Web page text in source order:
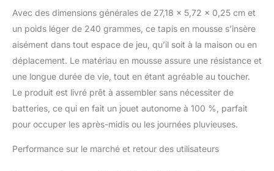
Avec des dimensions générales de 27,18 x 5,72 x 0,25 cm et
un poids léger de 240 grammes, ce tapis en mousse s’insère
aisément dans tout espace de jeu, qu’il soit à la maison ou en
déplacement. Le matériau en mousse assure une résistance et
une longue durée de vie, tout en étant agréable au toucher.
Le produit est livré prêt à assembler sans nécessiter de
batteries, ce qui en fait un jouet autonome à 100 %, parfait
pour occuper les après-midis ou les journées pluvieuses.
Performance sur le marché et retour des utilisateurs